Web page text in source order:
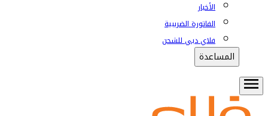
الأخبار
الفاتورة الضريبية
فلاي دبي للشحن
المساعدة